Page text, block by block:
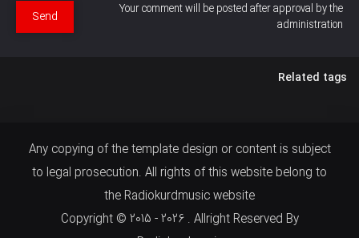
Your comment will be posted after approval by the
administration
Send
Related tags
Any copying of the template design or content is subject
to legal prosecution. All rights of this website belong to
the Radiokurdmusic website
Copyright © 2015 - 2026 . Allright Reserved By